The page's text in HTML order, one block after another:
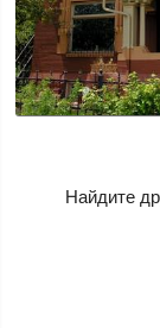
Найдите